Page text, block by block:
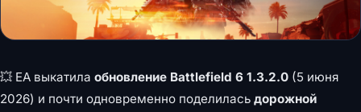
💥 EA выкатила обновление Battlefield 6 1.3.2.0 (5 июня
2026) и почти одновременно поделилась дорожной